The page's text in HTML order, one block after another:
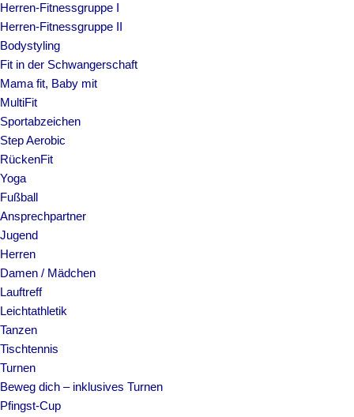
Herren-Fitnessgruppe I
Herren-Fitnessgruppe II
Bodystyling
Fit in der Schwangerschaft
Mama fit, Baby mit
MultiFit
Sportabzeichen
Step Aerobic
RückenFit
Yoga
Fußball
Ansprechpartner
Jugend
Herren
Damen / Mädchen
Lauftreff
Leichtathletik
Tanzen
Tischtennis
Turnen
Beweg dich – inklusives Turnen
Pfingst-Cup